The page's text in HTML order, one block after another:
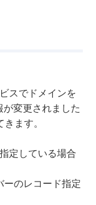
スでドメインを
変更されました
ます。
定している場合
ーのレコード指定